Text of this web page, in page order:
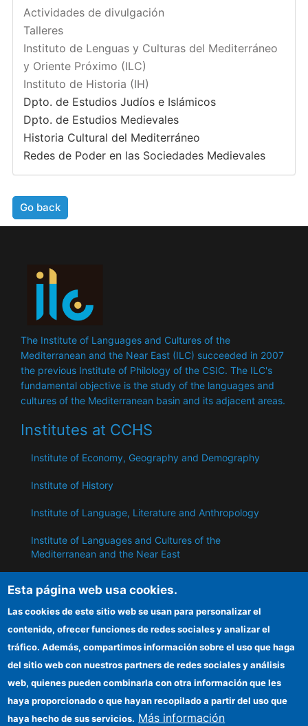
Actividades de divulgación
Talleres
Instituto de Lenguas y Culturas del Mediterráneo
y Oriente Próximo (ILC)
Instituto de Historia (IH)
Dpto. de Estudios Judíos e Islámicos
Dpto. de Estudios Medievales
Historia Cultural del Mediterráneo
Redes de Poder en las Sociedades Medievales
Go back
The Institute of Languages ​​and Cultures of the
Mediterranean and the Near East (ILC) succeeded in 2007
the previous Institute of Philology of the CSIC. The ILC's
fundamental objective is the study of the languages ​​and
cultures of the Mediterranean basin and its adjacent areas.
Institutes at CCHS
Institute of Economy, Geography and Demography
Institute of History
Institute of Language, Literature and Anthropology
Institute of Languages ​​and Cultures of the
Mediterranean and the Near East
Institute of Public Policies and Goods
ILC
CSIC Electronic Office
Information for providers
Esta página web usa cookies.
Las cookies de este sitio web se usan para personalizar el
contenido, ofrecer funciones de redes sociales y analizar el
tráfico. Además, compartimos información sobre el uso que haga
del sitio web con nuestros partners de redes sociales y análisis
web, quienes pueden combinarla con otra información que les
haya proporcionado o que hayan recopilado a partir del uso que
haya hecho de sus servicios. Más información